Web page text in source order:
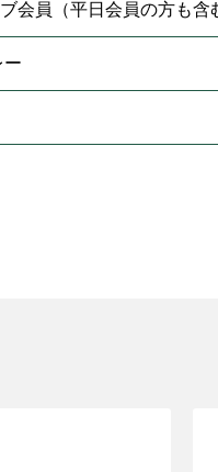
会員（平日会員の方も含
ー